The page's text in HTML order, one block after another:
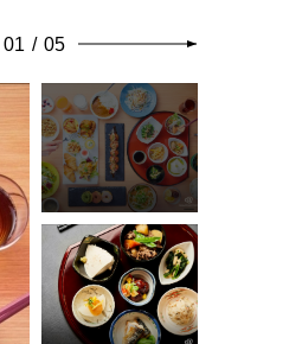
01 / 05